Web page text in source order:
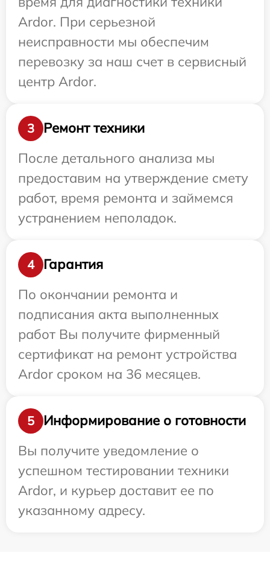
Ardor. При серьезной
неисправности мы обеспечим
перевозку за наш счет в сервисный
центр Ardor.
3
Ремонт техники
После детального анализа мы
предоставим на утверждение смету
работ, время ремонта и займемся
устранением неполадок.
4
Гарантия
По окончании ремонта и
подписания акта выполненных
работ Вы получите фирменный
сертификат на ремонт устройства
Ardor сроком на 36 месяцев.
5
Информирование о готовности
Вы получите уведомление о
успешном тестировании техники
Ardor, и курьер доставит ее по
указанному адресу.